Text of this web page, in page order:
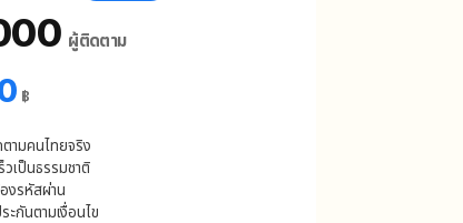
ผู้ติดตาม
฿
ามคนไทยจริง
วเป็นธรรมชาติ
งรหัสผ่าน
ะกันตามเงื่อนไข